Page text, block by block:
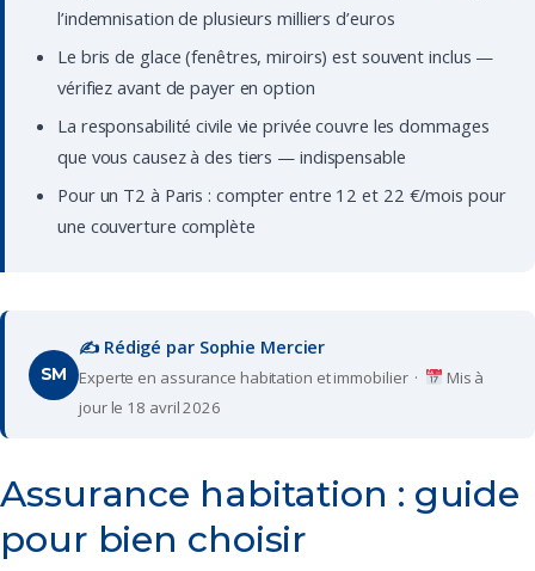
l’indemnisation de plusieurs milliers d’euros
Le bris de glace (fenêtres, miroirs) est souvent inclus —
vérifiez avant de payer en option
La responsabilité civile vie privée couvre les dommages
que vous causez à des tiers — indispensable
Pour un T2 à Paris : compter entre 12 et 22 €/mois pour
une couverture complète
SM
✍️ Rédigé par Sophie Mercier
Experte en assurance habitation et immobilier ·
Mis à
jour le 18 avril 2026
Assurance habitation : guide
pour bien choisir